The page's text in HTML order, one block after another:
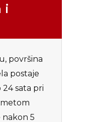
i
površina
postaje
sata pri
5